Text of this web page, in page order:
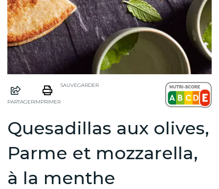
Quesadillas aux olives,
Parme et mozzarella,
à la menthe
PARTAGERIMPRIMER
SAUVEGARDER